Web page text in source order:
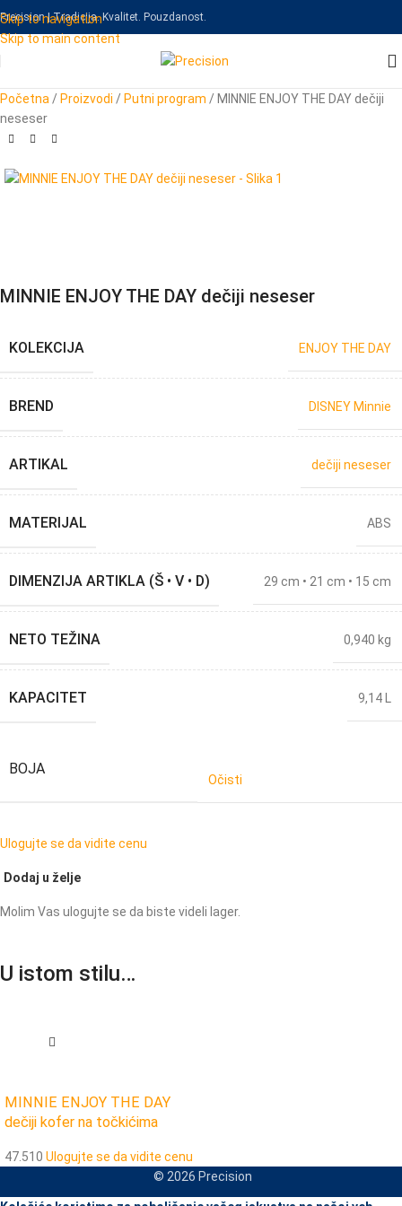
Skip to navigation
Skip to main content
Precision | Tradicija. Kvalitet. Pouzdanost.
Početna / Proizvodi / Putni program / MINNIE ENJOY THE DAY dečiji
neseser
MINNIE ENJOY THE DAY dečiji neseser
KOLEKCIJA ENJOY THE DAY
BREND DISNEY Minnie
ARTIKAL dečiji neseser
MATERIJAL ABS
DIMENZIJA ARTIKLA (Š • V • D) 29 cm • 21 cm • 15 cm
NETO TEŽINA 0,940 kg
KAPACITET 9,14 L
BOJA
Očisti
Ulogujte se da vidite cenu
Dodaj u želje
Molim Vas ulogujte se da biste videli lager.
U istom stilu…
MINNIE ENJOY THE DAY
dečiji kofer na točkićima
47.510 Ulogujte se da vidite cenu
© 2026 Precision